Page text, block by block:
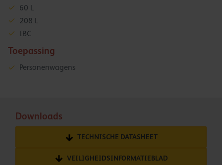
60 L
208 L
IBC
Toepassing
Personenwagens
Downloads
TECHNISCHE DATASHEET
VEILIGHEIDSINFORMATIEBLAD